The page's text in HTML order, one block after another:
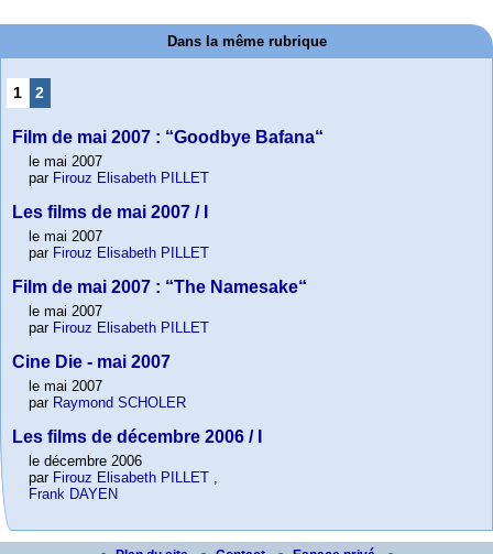
Dans la même rubrique
1 2
Film de mai 2007 : “Goodbye Bafana“
le mai 2007
par Firouz Elisabeth PILLET
Les films de mai 2007 / I
le mai 2007
par Firouz Elisabeth PILLET
Film de mai 2007 : “The Namesake“
le mai 2007
par Firouz Elisabeth PILLET
Cine Die - mai 2007
le mai 2007
par Raymond SCHOLER
Les films de décembre 2006 / I
le décembre 2006
par Firouz Elisabeth PILLET ,
Frank DAYEN